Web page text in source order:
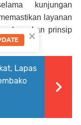
kunjungan
layanan
prinsip
Lapas
×